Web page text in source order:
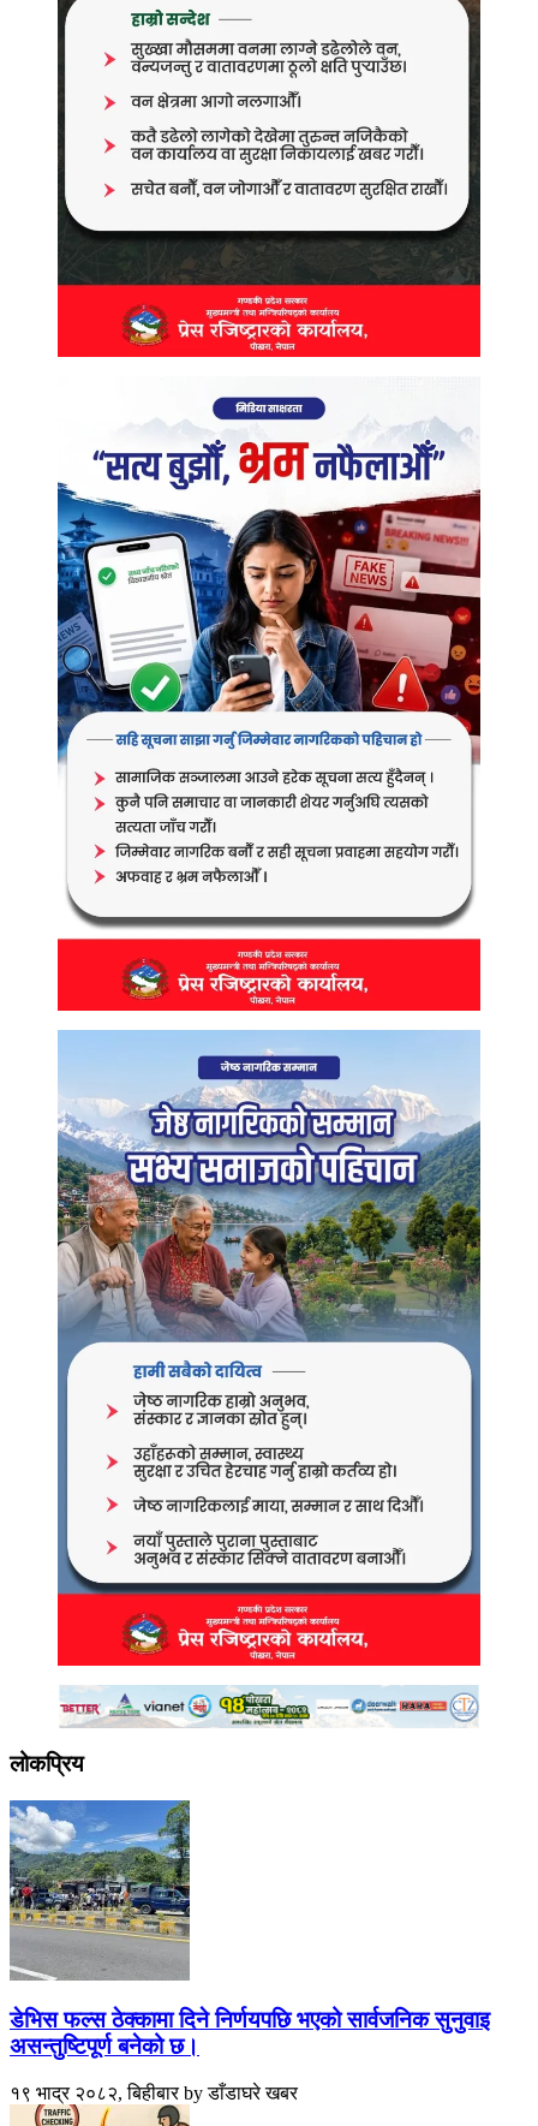
लोकप्रिय
डेभिस फल्स ठेक्कामा दिने निर्णयपछि भएको सार्वजनिक सुनुवाइ
असन्तुष्टिपूर्ण बनेको छ।
१९ भाद्र २०८२, बिहीबारbyडाँडाघरे खबर